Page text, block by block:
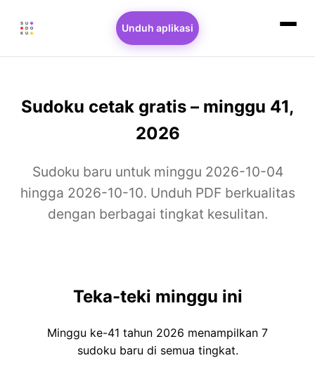
Unduh aplikasi
Sudoku cetak gratis – minggu 41,
2026
Sudoku baru untuk minggu 2026-10-04
hingga 2026-10-10. Unduh PDF berkualitas
dengan berbagai tingkat kesulitan.
Teka-teki minggu ini
Minggu ke-41 tahun 2026 menampilkan 7
sudoku baru di semua tingkat.